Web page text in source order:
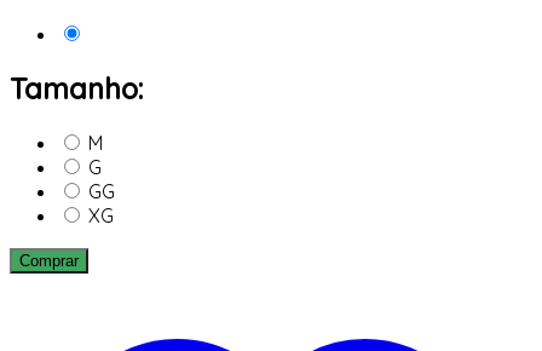
Tamanho:
M
G
GG
XG
Comprar